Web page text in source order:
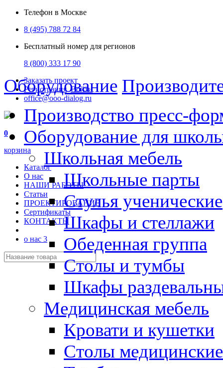
Телефон в Москве
8 (495) 788 72 84
Бесплатный номер для регионов
8 (800) 333 17 90
Заказать проект
Регистрация Войти
office@ooo-dialog.ru
0
корзина
Каталог
О нас
НАШИ РАБОТЫ
Статьи
ПРОЕКТИРОВАНИЕ
Сертификаты
КОНТАКТЫ
о нас 3
Оборудование
Производство пресс-
Оборудование для
Школьная мебель
Школьные парты
Стулья ученические
Шкафы и стеллажи
Обеденная группа
Столы и тумбы
Шкафы
Медицинская мебель
Кровати и кушетки
Столы медицинские